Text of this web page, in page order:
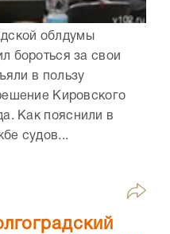
облдумы
бороться за свои
в пользу
Кировского
Как пояснили в
судов...